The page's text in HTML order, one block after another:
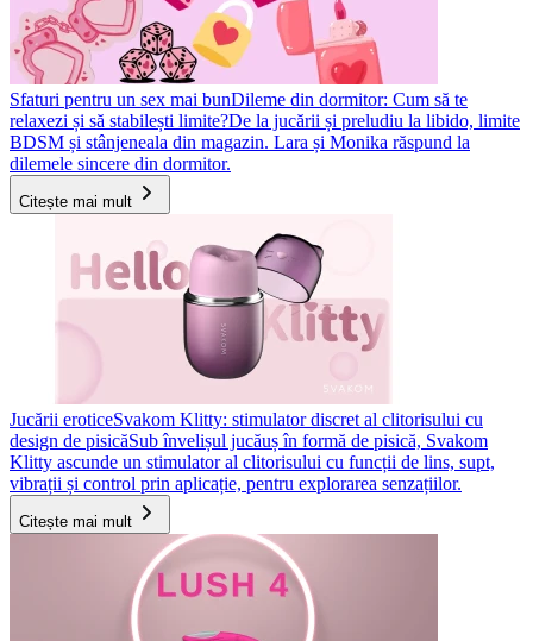
Sfaturi pentru un sex mai bunDileme din dormitor: Cum să te
relaxezi și să stabilești limite?De la jucării și preludiu la libido, limite
BDSM și stânjeneala din magazin. Lara și Monika răspund la
dilemele sincere din dormitor.
Citește mai mult
Jucării eroticeSvakom Klitty: stimulator discret al clitorisului cu
design de pisicăSub învelișul jucăuș în formă de pisică, Svakom
Klitty ascunde un stimulator al clitorisului cu funcții de lins, supt,
vibrații și control prin aplicație, pentru explorarea senzațiilor.
Citește mai mult